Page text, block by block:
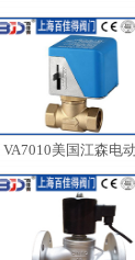
VA7010美国江森电